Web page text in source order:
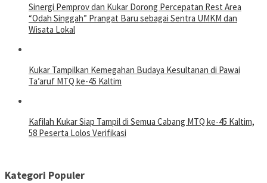
Sinergi Pemprov dan Kukar Dorong Percepatan Rest Area
“Odah Singgah” Prangat Baru sebagai Sentra UMKM dan
Wisata Lokal
Kukar Tampilkan Kemegahan Budaya Kesultanan di Pawai
Ta’aruf MTQ ke-45 Kaltim
Kafilah Kukar Siap Tampil di Semua Cabang MTQ ke-45 Kaltim,
58 Peserta Lolos Verifikasi
Kategori Populer